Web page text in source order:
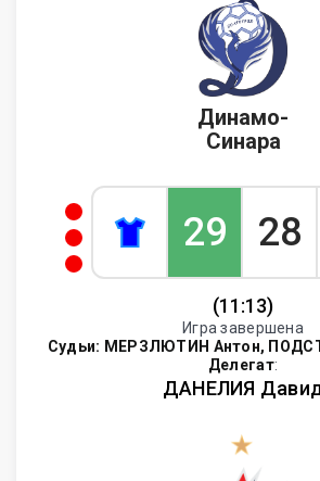
Динамо-
Синара
29 28
(11:13)
Игра завершена
Судьи: МЕРЗЛЮТИН Антон,
Делегат:
ДАНЕЛИЯ